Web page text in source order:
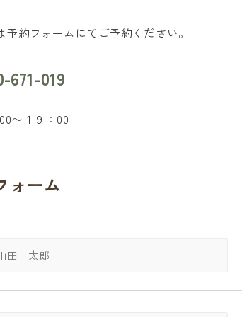
約フォームにてご予約ください。
671-019
〜１９：00
ォーム